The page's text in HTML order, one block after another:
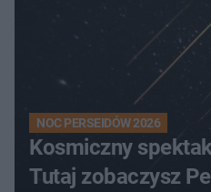
NOC PERSEIDÓW 2026
Kosmiczny
Tutaj zobaczysz